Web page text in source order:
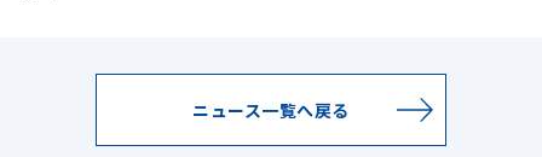
ニュース一覧へ戻る